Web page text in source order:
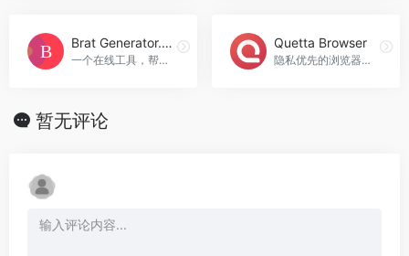
Brat Generator.design
一个在线工具，帮助用户创建类似Charli XCX专辑封面风格的图像。
Quetta Browser
隐私优先的浏览器，拥有广告拦截器和播放列表，Quetta Browser官网入口网址
暂无评论